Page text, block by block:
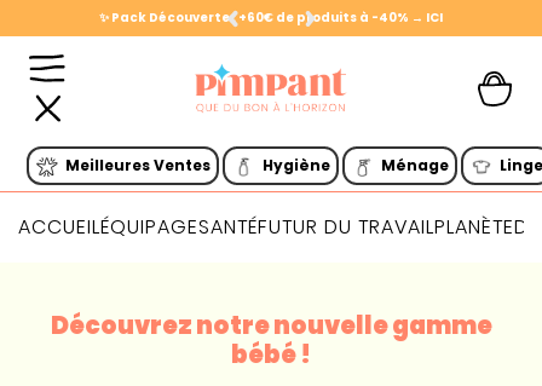
✨ Pack Découverte : +60€ de produits à -40% → ICI
Slide 2 of 2.
Meilleures Ventes Hygiène Ménage
ACCUEILÉQUIPAGESANTÉFUTUR DU TRAVAILPLANÈTE
Découvrez notre nouvelle gamme
bébé !